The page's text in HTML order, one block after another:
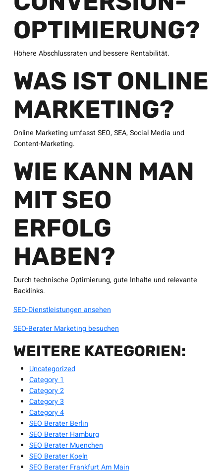
OPTIMIERUNG?
Höhere Abschlussraten und bessere Rentabilität.
WAS IST ONLINE
MARKETING?
Online Marketing umfasst SEO, SEA, Social Media und
Content-Marketing.
WIE KANN MAN
MIT SEO
ERFOLG
HABEN?
Durch technische Optimierung, gute Inhalte und relevante
Backlinks.
SEO-Dienstleistungen ansehen
SEO-Berater Marketing besuchen
WEITERE KATEGORIEN:
Uncategorized
Category 1
Category 2
Category 3
Category 4
SEO Berater Berlin
SEO Berater Hamburg
SEO Berater Muenchen
SEO Berater Koeln
SEO Berater Frankfurt Am Main